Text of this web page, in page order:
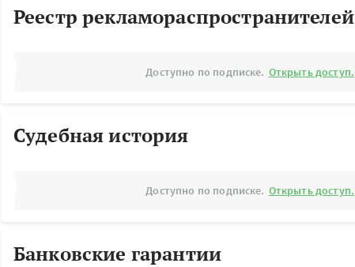
Реестр рекламораспространителей
Доступно по подписке. Открыть доступ.
Судебная история
Доступно по подписке. Открыть доступ.
Банковские гарантии